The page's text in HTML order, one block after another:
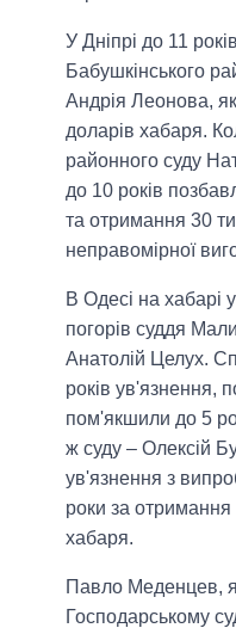
У Дніпрі до 11
Бабушкінського
Андрія Леонова,
доларів хабаря.
районного суду
до 10 років
та отримання 30
неправомірної
В Одесі на хабарі
погорів суддя
Анатолій Целух.
років ув'язнення,
пом'якшили до 5
ж суду – Олексій
ув'язнення з
роки за
хабаря.
Павло Меденцев,
Господарському